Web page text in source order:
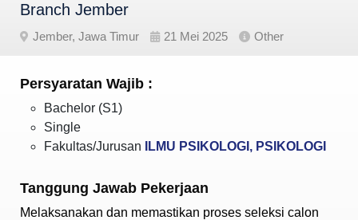
Branch Jember
Jember, Jawa Timur 21 Mei 2025 Other
Persyaratan Wajib :
Bachelor (S1)
Single
Fakultas/Jurusan
ILMU PSIKOLOGI, PSIKOLOGI
Tanggung Jawab Pekerjaan
Melaksanakan dan memastikan proses seleksi calon